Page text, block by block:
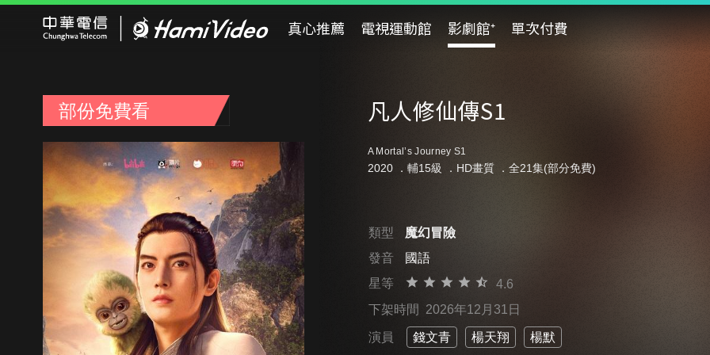
真心推薦 電視運動館 影劇館⁺ 單次付費
部份免費看 凡人修仙傳S1
A Mortal’s Journey S1
2020 ． 輔15級 ．HD畫質 ．全21集(部分免費)
類型
魔幻冒險
發音
國語
星等
4.6
下架時間 2026年12月31日
演員 錢文青 楊天翔 楊默